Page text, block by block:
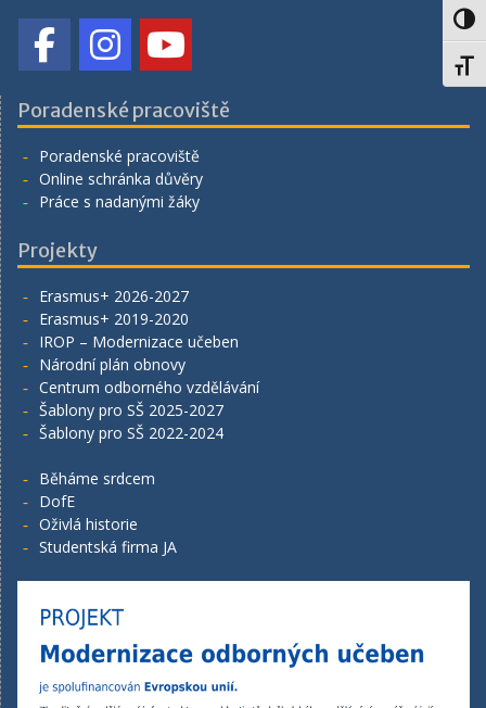
Poradenské pracoviště
Poradenské pracoviště
Online schránka důvěry
Práce s nadanými žáky
Projekty
Erasmus+ 2026-2027
Erasmus+ 2019-2020
IROP – Modernizace učeben
Národní plán obnovy
Centrum odborného vzdělávání
Šablony pro SŠ 2025-2027
Šablony pro SŠ 2022-2024
Běháme srdcem
DofE
Oživlá historie
Studentská firma JA